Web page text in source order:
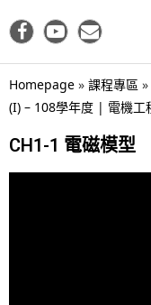
Homepage » 課程專區 »
(I) – 108學年度 | 電機工
CH1-1 電磁模型